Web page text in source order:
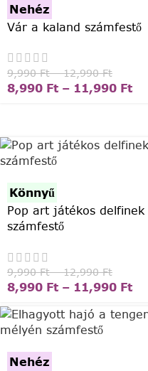
Nehéz
Vár a kaland számfestő
9,990Ft – 12,990Ft
8,990 Ft – 11,990 Ft
Könnyű
Pop art játékos delfinek
számfestő
9,990Ft – 12,990Ft
8,990 Ft – 11,990 Ft
Nehéz